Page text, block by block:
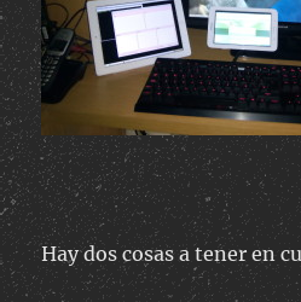
Hay dos cosas a tener en